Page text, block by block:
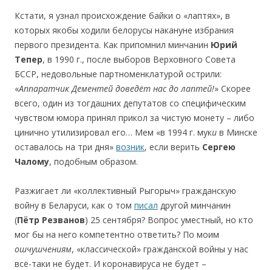
Кстати, я узнал происхождение байки о «лаптях», в
которых якобы ходили белорусы накануне избрания
первого президента. Как припомнил минчанин Юрий
Тепер, в 1990 г., после выборов Верховного Совета
БССР, недовольные партноменклатурой острили:
«Аппаратчик Дементей доведёт нас до лаптей!» Скорее
всего, один из тогдашних депутатов со специфическим
чувством юмора принял прикол за чистую монету – либо
цинично утилизировал его… Мем «в 1994 г. муки в Минске
оставалось на три дня» возник, если верить Сергею
Чалому, подобным образом.
Разжигает ли «коллективный Рыгорыч» гражданскую
войну в Беларуси, как о том писал другой минчанин
(Пётр Резванов) 25 сентября? Вопрос уместный, но кто
мог бы на него компетентно ответить? По моим
ошчушчениям, «классической» гражданской войны у нас
всё-таки не будет. И коронавируса не будет –